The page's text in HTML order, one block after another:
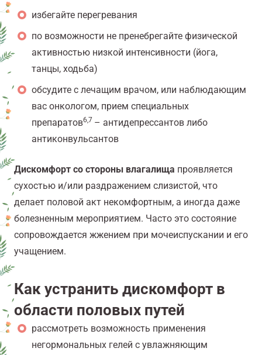
избегайте перегревания
по возможности не пренебрегайте физической
активностью низкой интенсивности (йога,
танцы, ходьба)
обсудите с лечащим врачом, или наблюдающим
вас онкологом, прием специальных
препаратов6,7 – антидепрессантов либо
антиконвульсантов
Дискомфорт со стороны влагалища проявляется
сухостью и/или раздражением слизистой, что
делает половой акт некомфортным, а иногда даже
болезненным мероприятием. Часто это состояние
сопровождается жжением при мочеиспускании и его
учащением.
Как устранить дискомфорт в
области половых путей
рассмотреть возможность применения
негормональных гелей с увлажняющим